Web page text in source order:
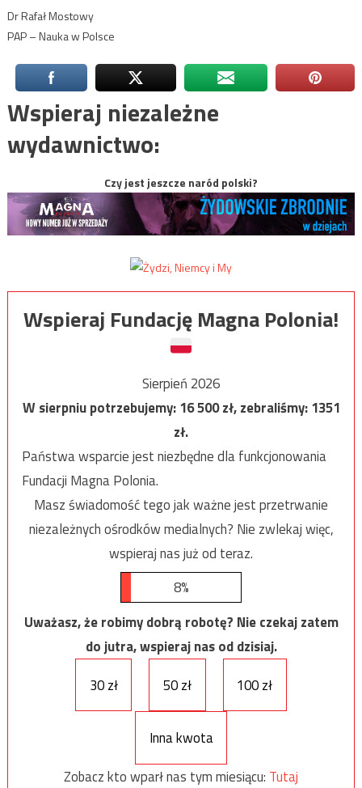
Dr Rafał Mostowy
PAP – Nauka w Polsce
Wspieraj niezależne
wydawnictwo:
Czy jest jeszcze naród polski?
Wspieraj Fundację Magna Polonia!
Sierpień 2026
W sierpniu potrzebujemy:16 500zł, zebraliśmy:1351
zł.
Państwa wsparcie jest niezbędne dla funkcjonowania
Fundacji Magna Polonia.
Masz świadomość tego jak ważne jest przetrwanie
niezależnych ośrodków medialnych? Nie zwlekaj więc,
wspieraj nas już od teraz.
8%
Uważasz, że robimy dobrą robotę? Nie czekaj zatem
do jutra, wspieraj nas od dzisiaj.
30 zł
50 zł 100 zł
Inna kwota
Zobacz kto wparł nas tym miesiącu: Tutaj